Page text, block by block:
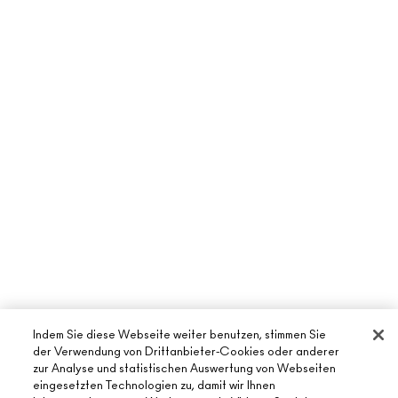
Indem Sie diese Webseite weiter benutzen, stimmen Sie
der Verwendung von Drittanbieter-Cookies oder anderer
zur Analyse und statistischen Auswertung von Webseiten
eingesetzten Technologien zu, damit wir Ihnen